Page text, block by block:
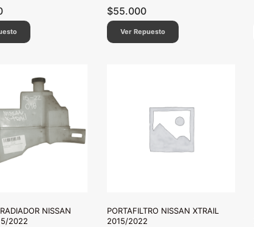
$55.000
Ver Repuesto
NISSAN
2022
PORTAFILTRO NISSAN XTRAIL
2015/2022